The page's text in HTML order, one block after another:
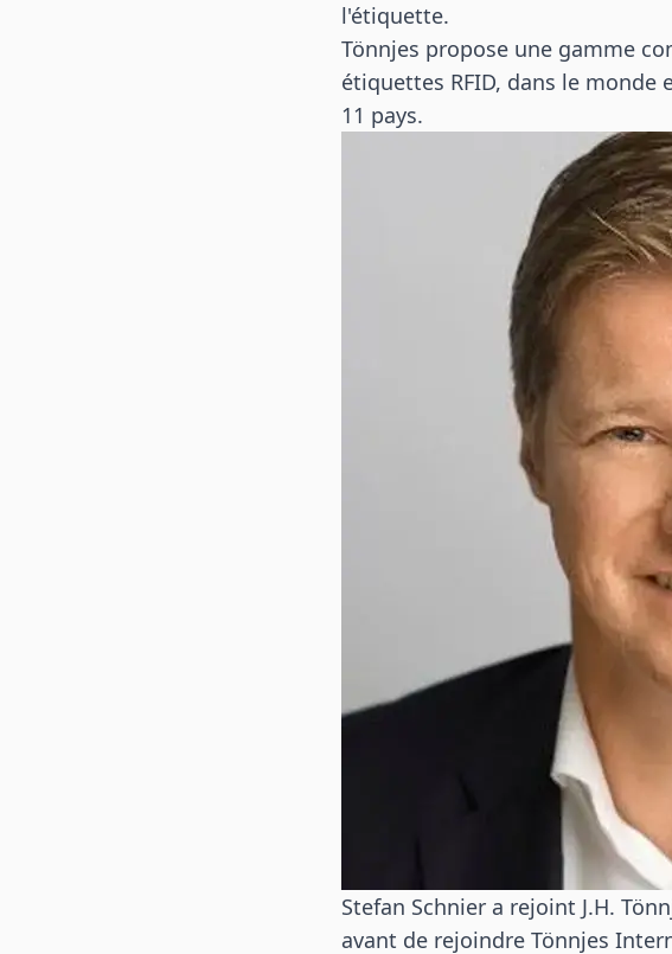
l'étiquette.
Tönnjes propose une gamme
étiquettes RFID, dans le monde
11 pays.
Stefan Schnier a rejoint J.H.
avant de rejoindre Tönnjes